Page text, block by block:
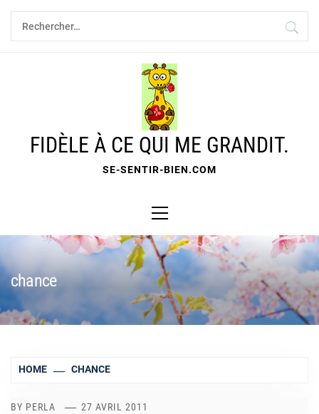
Skip
content
Rechercher :
FIDÈLE À CE QUI ME GRANDIT.
SE-SENTIR-BIEN.COM
Menu
chance
HOME CHANCE
BY PERLA
27 AVRIL 2011